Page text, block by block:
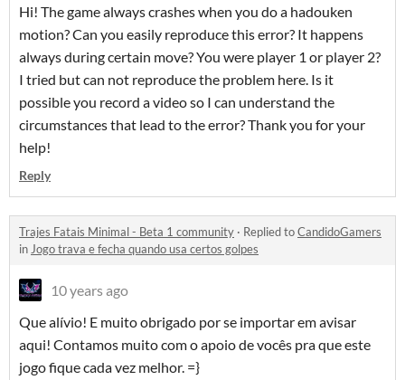
Hi! The game always crashes when you do a hadouken
motion? Can you easily reproduce this error? It happens
always during certain move? You were player 1 or player 2?
I tried but can not reproduce the problem here. Is it
possible you record a video so I can understand the
circumstances that lead to the error? Thank you for your
help!
Reply
Trajes Fatais Minimal - Beta 1 community · Replied toCandidoGamers
inJogo trava e fecha quando usa certos golpes
10 years ago
Que alívio! E muito obrigado por se importar em avisar
aqui! Contamos muito com o apoio de vocês pra que este
jogo fique cada vez melhor. =}